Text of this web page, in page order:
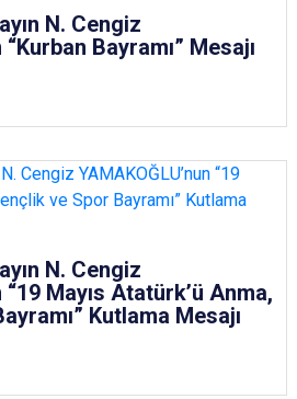
N. Cengiz
Bayramı” Mesajı
N. Cengiz
“19 Mayıs Atatürk’ü Anma,
Kutlama Mesajı